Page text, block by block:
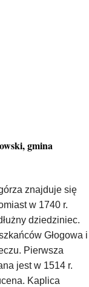
gmina
znajduje się
w 1740 r.
dziedziniec.
Głogowa i
Pierwsza
jest w 1514 r.
Kaplica